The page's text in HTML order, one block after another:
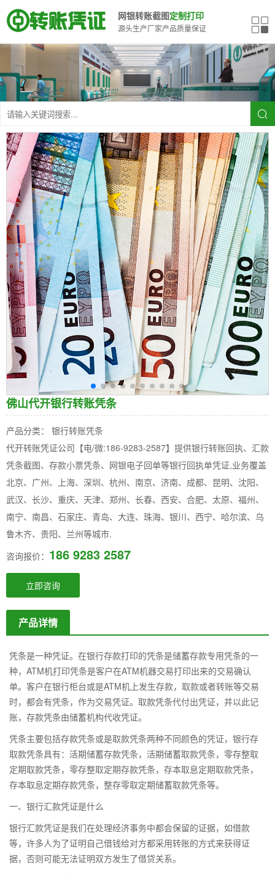
网银转账截图定制打印
源头生产厂家产品质量保证
佛山代开银行转账凭条
产品分类： 银行转账凭条
代开转账凭证公司【电/微:186-9283-2587】提供银行转账回执、汇款
凭条截图、存款小票凭条、网银电子回单等银行回执单凭证,业务覆盖
北京、广州、上海、深圳、杭州、南京、济南、成都、昆明、沈阳、
武汉、长沙、重庆、天津、郑州、长春、西安、合肥、太原、福州、
南宁、南昌、石家庄、青岛、大连、珠海、银川、西宁、哈尔滨、乌
鲁木齐、贵阳、兰州等城市.
咨询报价： 186 9283 2587
立即咨询
产品详情
凭条是一种凭证。在银行存款打印的凭条是储蓄存款专用凭条的一
种，ATM机打印凭条是客户在ATM机器交易打印出来的交易确认
单。客户在银行柜台或是ATM机上发生存款，取款或者转账等交易
时，都会有凭条，作为交易凭证。取款凭条代付出凭证，并以此记
账，存款凭条由储蓄机构代收凭证。
凭条主要包括存款凭条或是取款凭条两种不同颜色的凭证，银行存
取款凭条具有：活期储蓄存款凭条，活期储蓄取款凭条，零存整取
定期取款凭条，零存整取定期存款凭条，存本取息定期取款凭条，
存本取息定期存款凭条，整存零取定期储蓄取款凭条等。
一、银行汇款凭证是什么
银行汇款凭证是我们在处理经济事务中都会保留的证据，如借款
等，许多人为了证明自己借钱给对方都采用转账的方式来获得证
据，否则可能无法证明双方发生了借贷关系。